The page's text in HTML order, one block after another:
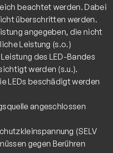
beachtet werden. Dabei
überschritten werden.
angegeben, die nicht
Leistung (s.o.)
des LED-Bandes
werden (s.u.).
LEDs beschädigt werden
angeschlossen
(SELV
gegen Berühren